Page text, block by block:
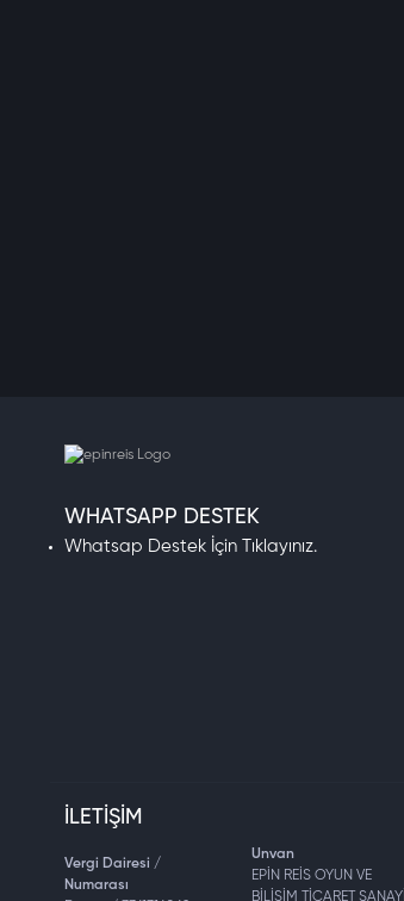
WHATSAPP DESTEK
Whatsap Destek İçin Tıklayınız.
İLETIŞIM
Vergi Dairesi /
Numarası
Unvan
EPİN REİS OYUN VE
BİLİŞİM TİCARET SANAYİ